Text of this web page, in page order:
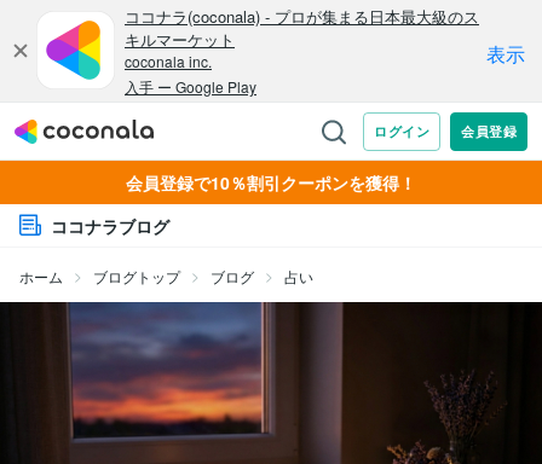
会員登録で10％割引クーポンを獲得！
ココナラブログ
ホーム ブログトップ ブログ 占い